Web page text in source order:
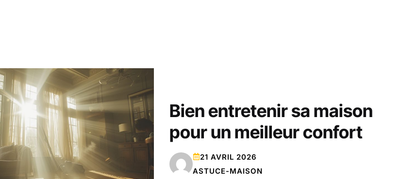
Bien entretenir sa maison
pour un meilleur confort
21 AVRIL 2026
ASTUCE-MAISON